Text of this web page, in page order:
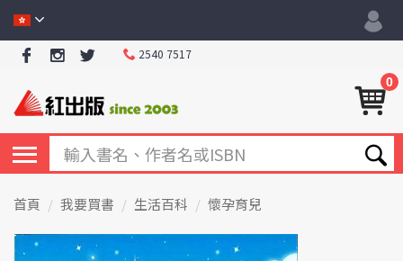
2540 7517
0
首頁 我要買書 生活百科 懷孕育兒